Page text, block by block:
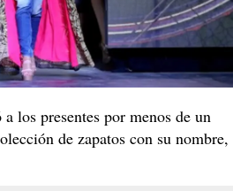
los presentes por menos de un
de zapatos con su nombre,